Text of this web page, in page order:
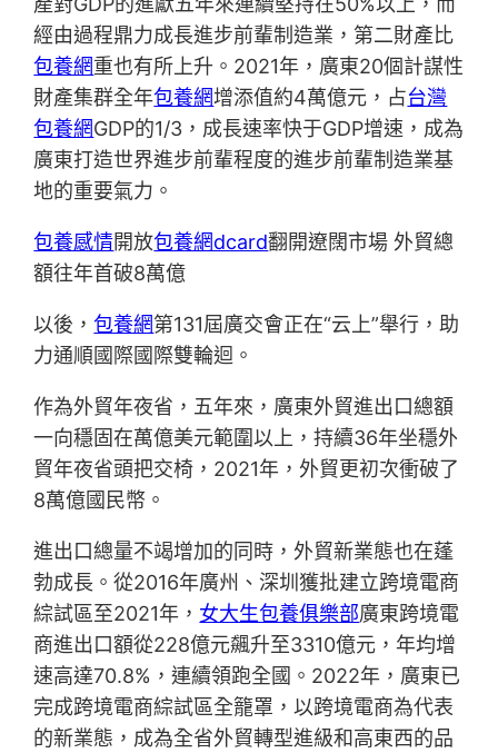
經由過程鼎力成長進步前輩制造業，第二財產比
包養網重也有所上升。2021年，廣東20個計謀性
財產集群全年包養網增添值約4萬億元，占台灣
包養網GDP的1/3，成長速率快于GDP增速，成為
廣東打造世界進步前輩程度的進步前輩制造業基
地的重要氣力。
包養感情開放包養網dcard翻開遼闊市場 外貿總
額往年首破8萬億
以後，包養網第131屆廣交會正在“云上”舉行，助
力通順國際國際雙輪迴。
作為外貿年夜省，五年來，廣東外貿進出口總額
一向穩固在萬億美元範圍以上，持續36年坐穩外
貿年夜省頭把交椅，2021年，外貿更初次衝破了
8萬億國民幣。
進出口總量不竭增加的同時，外貿新業態也在蓬
勃成長。從2016年廣州、深圳獲批建立跨境電商
綜試區至2021年， 女大生包養俱樂部廣東跨境電
商進出口額從228億元飆升至3310億元，年均增
速高達70.8%，連續領跑全國。2022年，廣東已
完成跨境電商綜試區全籠罩，以跨境電商為代表
的新業態，成為全省外貿轉型進級和高東西的品